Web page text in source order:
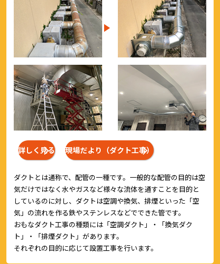
詳しく見る 現場だより（ダクト工事）
ダクトとは通称で、配管の一種です。一般的な配管の目的は空
気だけではなく水やガスなど様々な流体を通すことを目的と
しているのに対し、ダクトは空調や換気、排煙といった「空
気」の流れを作る鉄やステンレスなどでできた管です。
おもなダクト工事の種類には「空調ダクト」・「換気ダク
ト」・「排煙ダクト」があります。
それぞれの目的に応じて設置工事を行います。